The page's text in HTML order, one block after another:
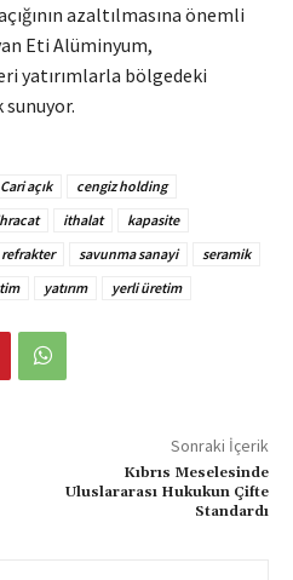
azaltılmasına önemli
Eti Alüminyum,
yatırımlarla bölgedeki
Cari açık
cengiz holding
ithalat
kapasite
refrakter savunma sanayi
seramik
yatırım yerli üretim
Sonraki İçerik
Kıbrıs Meselesinde
Uluslararası Hukukun Çifte
Standardı